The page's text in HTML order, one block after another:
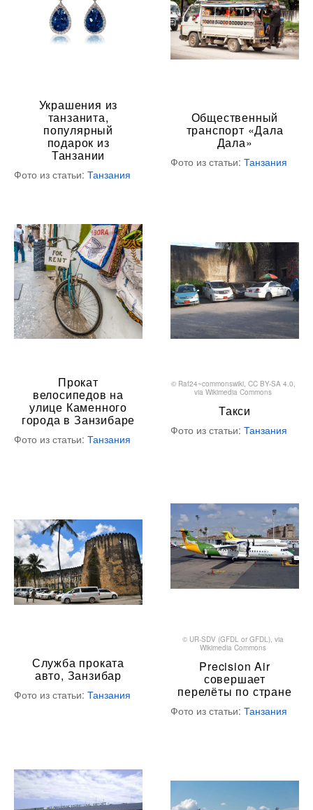
Украшения из
танзанита,
популярный
подарок из
Танзании
Фото из статьи: Танзания
Общественный
транспорт «Дала
Дала»
Фото из статьи: Танзания
Прокат
велосипедов на
улице Каменного
города в Занзибаре
Фото из статьи: Танзания
© Raf24~commonswiki, CC BY-SA 4.0,
via Wikimedia Commons
Такси
Фото из статьи: Танзания
Служба проката
авто, Занзибар
Фото из статьи: Танзания
© UR-SDV (GFDL or GFDL), via
Wikimedia Commons
Precision Air
совершает
перелёты по стране
Фото из статьи: Танзания